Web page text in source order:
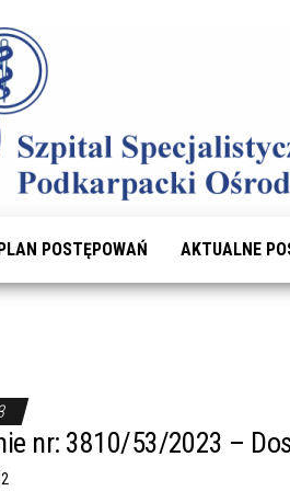
POSTĘPOWAŃ AKTUALNE
nr: 3810/53/2023 –